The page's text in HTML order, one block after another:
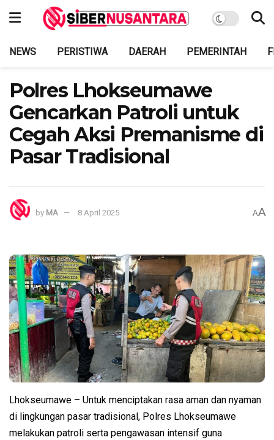
NEWS PERISTIWA DAERAH PEMERINTAH
Polres Lhokseumawe
Gencarkan Patroli untuk
Cegah Aksi Premanisme di
Pasar Tradisional
by MA 8 April 2025 AA
Lhokseumawe – Untuk menciptakan rasa aman dan nyaman
di lingkungan pasar tradisional, Polres Lhokseumawe
melakukan patroli serta pengawasan intensif guna